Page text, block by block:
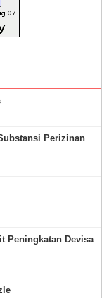
Perizinan
Peningkatan Devisa